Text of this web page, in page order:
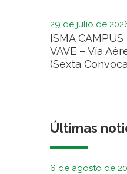
29 de julio de
[SMA
VAVE – Vía
(Sexta
Últimas
6 de agosto de